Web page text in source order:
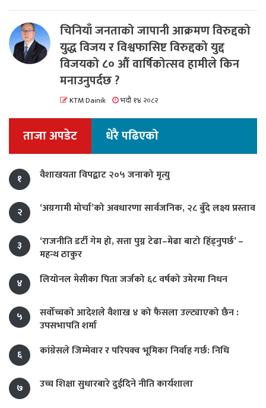
चिनियाँ जनताको जापानी आक्रमण विरुद्दको
युद्ध विजय र विश्वफासिष्ट विरुद्दको युद्द
विजयको ८० औं वार्षिकोत्सव हामीले किन
मनाउनुपर्दछ ?
KTM Dainik भदौ १४ २०८२
ताजा अपडेट धेरै पढिएको
१ वैशाखयता विपद्बाट २०५ जनाको मृत्यु
२ ‘अग्रगामी मोर्चा’को अवधारणा सार्वजनिक, २८ बुँदे लक्ष्य प्रस्ताव
३
‘राजनीति डर्टी गेम हो, सत्ता पुग्न टेढा–मेढा बाटो हिँड्नुपर्छ’ –
महन्थ ठाकुर
४
लियोनल मेसीका पिता जर्जको ६८ वर्षको उमेरमा निधन
५
सर्वोच्चको आदेशले वैशाख ४ को फैसला उल्ट्याएको छैन :
उपसभापति शर्मा
६
कांग्रेसले जिम्मेवार र परिपक्व भूमिका निर्वाह गर्छ: निधि
७ उच्च शिक्षा सुधारबारे दुईदिने नीति कार्यशाला